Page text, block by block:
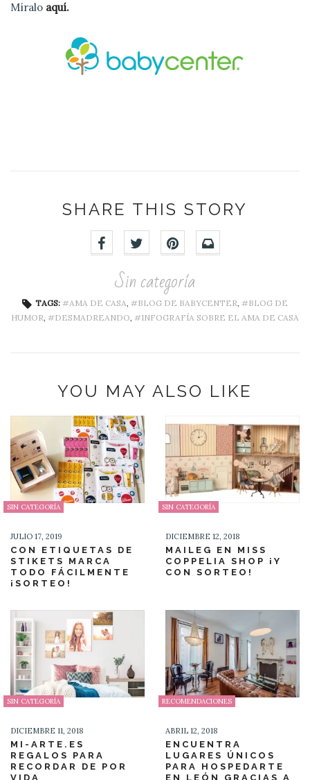
Míralo aquí.
SHARE THIS STORY
Sin categoría
TAGS: AMA DE CASA, BLOG DE BABYCENTER,
BLOG DE
HUMOR, DESMADREANDO, INFOGRAFÍA SOBRE EL AMA DE CASA
YOU MAY ALSO LIKE
SIN CATEGORÍA
JULIO 17, 2019
CON ETIQUETAS DE
STIKETS MARCA
TODO FÁCILMENTE
¡SORTEO!
SIN CATEGORÍA
DICIEMBRE 12, 2018
MAILEG EN MISS
COPPELIA SHOP ¡Y
CON SORTEO!
SIN CATEGORÍA
DICIEMBRE 11, 2018
MI-ARTE.ES
REGALOS PARA
RECORDAR DE POR
VIDA
RECOMENDACIONES
ABRIL 12, 2018
ENCUENTRA
LUGARES ÚNICOS
PARA HOSPEDARTE
EN LEÓN GRACIAS A